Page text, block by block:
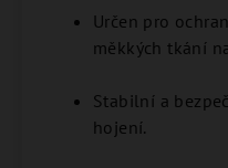
Určen pro
měkkých tkání
Stabilní a
hojení.